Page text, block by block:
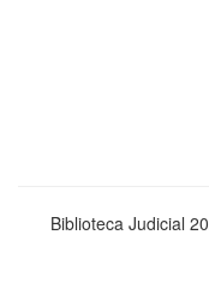
Biblioteca Judicial